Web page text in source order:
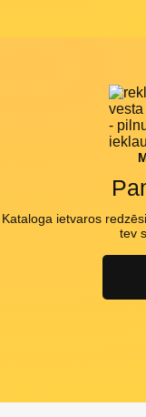
Kataloga ietvaros
tev